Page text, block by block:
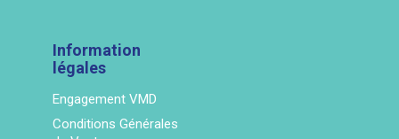
Information
légales
Engagement VMD
Conditions Générales